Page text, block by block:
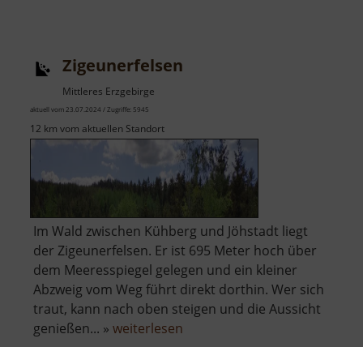
Zigeunerfelsen
Mittleres Erzgebirge
aktuell vom 23.07.2024 / Zugriffe: 5945
12 km vom aktuellen Standort
Im Wald zwischen Kühberg und Jöhstadt liegt
der Zigeunerfelsen. Er ist 695 Meter hoch über
dem Meeresspiegel gelegen und ein kleiner
Abzweig vom Weg führt direkt dorthin. Wer sich
traut, kann nach oben steigen und die Aussicht
genießen... » weiterlesen